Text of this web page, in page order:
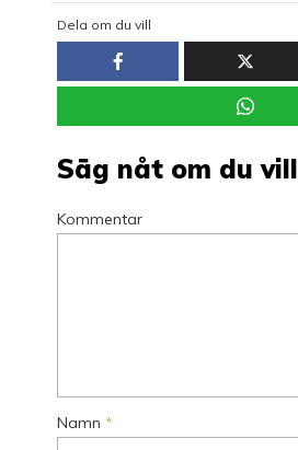
Dela om du vill
Säg nåt om du vill
Kommentar
Namn *